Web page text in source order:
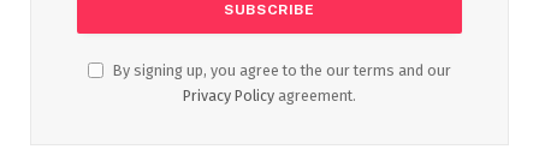
By signing up, you agree to the our terms and our
Privacy Policy agreement.